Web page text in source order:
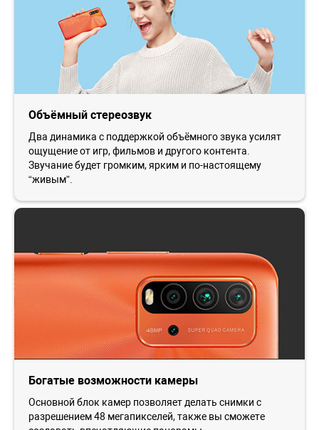
Объёмный стереозвук
Два динамика с поддержкой объёмного звука усилят
ощущение от игр, фильмов и другого контента.
Звучание будет громким, ярким и по-настоящему
“живым”.
Богатые возможности камеры
Основной блок камер позволяет делать снимки с
разрешением 48 мегапикселей, также вы сможете